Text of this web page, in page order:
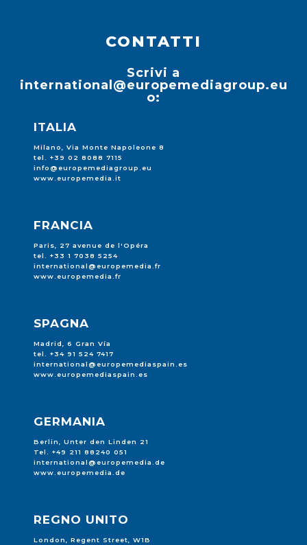
CONTATTI
Scrivi a
international@europemediagroup.eu
o:
ITALIA
Milano, Via Monte Napoleone 8
tel. +39 02 8088 7115
info@europemediagroup.eu
www.europemedia.it
FRANCIA
Paris, 27 avenue de l'Opéra
tel. +33 1 7038 5254
international@europemedia.fr
www.europemedia.fr
SPAGNA
Madrid, 6 Gran Vía
tel. +34 91 524 7417
international@europemediaspain.es
www.europemediaspain.es
GERMANIA
Berlin, Unter den Linden 21
Tel. +49 211 88240 051
international@europemedia.de
www.europemedia.de
REGNO UNITO
London, Regent Street, W1B